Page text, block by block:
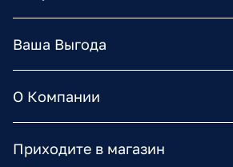
Ваша Выгода
О Компании
Приходите в магазин